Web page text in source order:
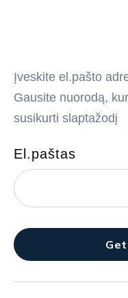
Įveskite el.pašto
Gausite nuorodą,
susikurti slaptažodį
El.paštas